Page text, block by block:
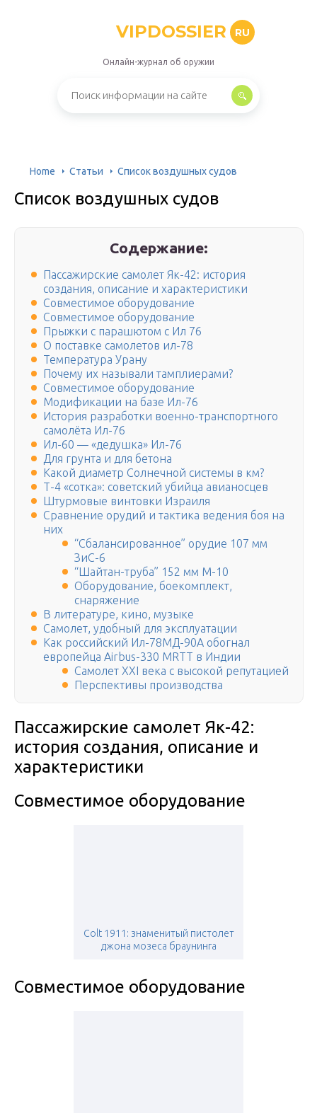
VIPDOSSIER RU
Онлайн-журнал об оружии
Home Статьи Список воздушных судов
Список воздушных судов
Содержание:
Пассажирские самолет Як-42: история
создания, описание и характеристики
Совместимое оборудование
Совместимое оборудование
Прыжки с парашютом с Ил 76
О поставке самолетов ил-78
Температура Урану
Почему их называли тамплиерами?
Совместимое оборудование
Модификации на базе Ил-76
История разработки военно-транспортного
самолёта Ил-76
Ил-60 — «дедушка» Ил-76
Для грунта и для бетона
Какой диаметр Солнечной системы в км?
Т-4 «сотка»: советский убийца авианосцев
Штурмовые винтовки Израиля
Сравнение орудий и тактика ведения боя на
них
“Сбалансированное” орудие 107 мм
ЗиС-6
“Шайтан-труба” 152 мм М-10
Оборудование, боекомплект,
снаряжение
В литературе, кино, музыке
Самолет, удобный для эксплуатации
Как российский Ил-78МД-90А обогнал
европейца Airbus-330 MRTT в Индии
Самолет XXI века с высокой репутацией
Перспективы производства
Пассажирские самолет Як-42:
история создания, описание и
характеристики
Совместимое оборудование
Colt 1911: знаменитый пистолет
джона мозеса браунинга
Совместимое оборудование